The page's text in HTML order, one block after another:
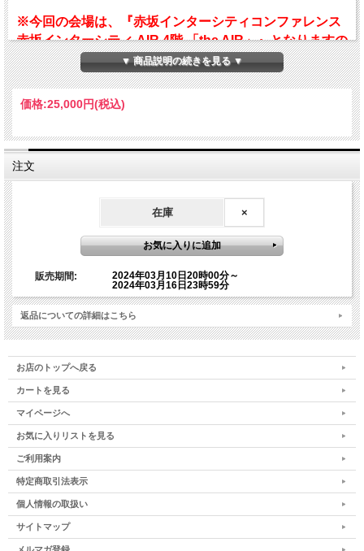
※今回の会場は、『赤坂インターシティコンファレンス
赤坂インターシティ AIR 4階 「the AIR」』となりますの
で、お間違えのないようにご注意ください。
内の空調温度をある一定以下に保つ必要がございます。
会場内が寒く感じられましても、温度調整のご対応がで
きない場合もございます。恐れ入りますが、羽織りもの
お申し込み完了後、自動返信メールが届きます。お申し
込み開始時は混雑し自動返信メールがすぐに届かない場
合もございます。その場合は少しお時間をあけてから自
動返信メールが届いているかご確認ください。もし自動
返信メールが届かない場合は迷惑メールフォルダをご確
認いただくか、event@namikiyoshikazu.comまでその
インストアに会員登録されている方は、マイページにロ
グインしていただくと購入履歴でお申し込み状況をご確
認いただけます。
※※shopmaster@namiki.mm.shopserve.jpのメールは送信専用となっておりま
す。 ※※
そのメールにお問い合わせいただきましても、返信できませんので予めご了承くだ
さい。
※※お申し込み期間は、3月10日（日）20時～3月16日（土）23:59分まで（又は満
席となるまで）です。
▼ 商品説明の続きを見る ▼
価格:25,000円(税込)
注文
在庫 ×
販売期間:
2024年03月10日20時00分～
2024年03月16日23時59分
返品についての詳細はこちら
お店のトップへ戻る
カートを見る
マイページへ
お気に入りリストを見る
ご利用案内
特定商取引法表示
個人情報の取扱い
サイトマップ